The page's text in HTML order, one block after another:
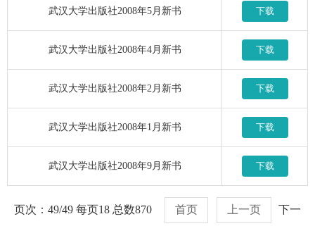
武汉大学出版社2008年5月新书 下载
武汉大学出版社2008年4月新书 下载
武汉大学出版社2008年2月新书 下载
武汉大学出版社2008年1月新书 下载
武汉大学出版社2008年9月新书 下载
页次：49/49 每页18 总数870 首页 上一页 下一